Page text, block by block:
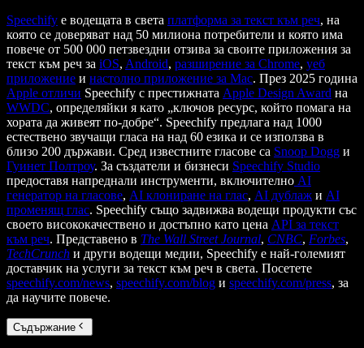
Speechify е водещата в света платформа за текст към реч, на
която се доверяват над 50 милиона потребители и която има
повече от 500 000 петзвездни отзива за своите приложения за
текст към реч за iOS, Android, разширение за Chrome, уеб
приложение и настолно приложение за Mac. През 2025 година
Apple отличи Speechify с престижната Apple Design Award на
WWDC, определяйки я като „ключов ресурс, който помага на
хората да живеят по-добре“. Speechify предлага над 1000
естествено звучащи гласа на над 60 езика и се използва в
близо 200 държави. Сред известните гласове са Snoop Dogg и
Гуинет Полтроу. За създатели и бизнеси Speechify Studio
предоставя напреднали инструменти, включително AI
генератор на гласове, AI клониране на глас, AI дублаж и AI
променящ глас. Speechify също задвижва водещи продукти със
своето висококачествено и достъпно като цена API за текст
към реч. Представено в The Wall Street Journal, CNBC, Forbes,
TechCrunch и други водещи медии, Speechify е най-големият
доставчик на услуги за текст към реч в света. Посетете
speechify.com/news, speechify.com/blog и speechify.com/press, за
да научите повече.
Съдържание